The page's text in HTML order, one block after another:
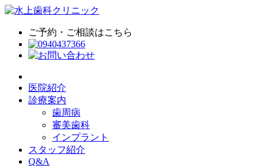
ご予約・ご相談はこちら
医院紹介
診療案内
歯周病
審美歯科
インプラント
スタッフ紹介
Q&A